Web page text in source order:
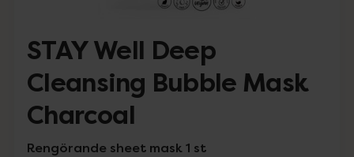
STAY Well Deep
Cleansing Bubble Mask
Charcoal
Rengörande sheet mask 1 st